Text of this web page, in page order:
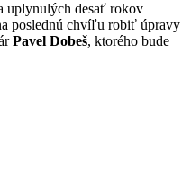
uplynulých desať rokov
poslednú chvíľu robiť úpravy
Pavel Dobeš, ktorého bude